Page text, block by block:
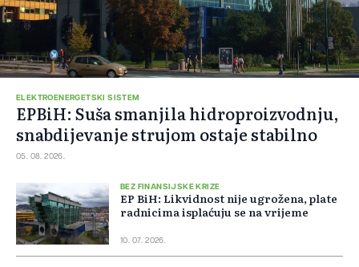
ELEKTROENERGETSKI SISTEM
EPBiH: Suša smanjila hidroproizvodnju,
snabdijevanje strujom ostaje stabilno
05. 08. 2026.
BEZ FINANSIJSKE KRIZE
EP BiH: Likvidnost nije ugrožena, plate
radnicima isplaćuju se na vrijeme
10. 07. 2026.